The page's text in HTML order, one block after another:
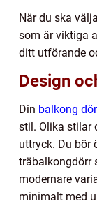
När du ska
som är viktiga
ditt utförande
Design
Din balkong
stil. Olika stilar
uttryck. Du bör
träbalkongdörr
modernare
minimalt med